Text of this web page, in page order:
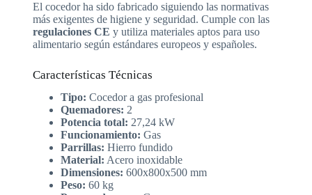
El cocedor ha sido fabricado siguiendo las normativas
más exigentes de higiene y seguridad. Cumple con las
regulaciones CE y utiliza materiales aptos para uso
alimentario según estándares europeos y españoles.
Características Técnicas
Tipo: Cocedor a gas profesional
Quemadores: 2
Potencia total: 27,24 kW
Funcionamiento: Gas
Parrillas: Hierro fundido
Material: Acero inoxidable
Dimensiones: 600x800x500 mm
Peso: 60 kg